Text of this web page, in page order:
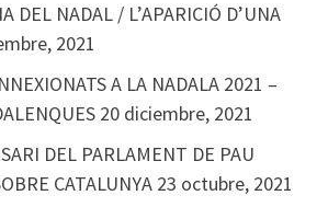
DEL NADAL / L’APARICIÓ D’UNA
2021
A LA NADALA 2021 –
20 diciembre, 2021
DEL PARLAMENT DE PAU
CATALUNYA 23 octubre, 2021